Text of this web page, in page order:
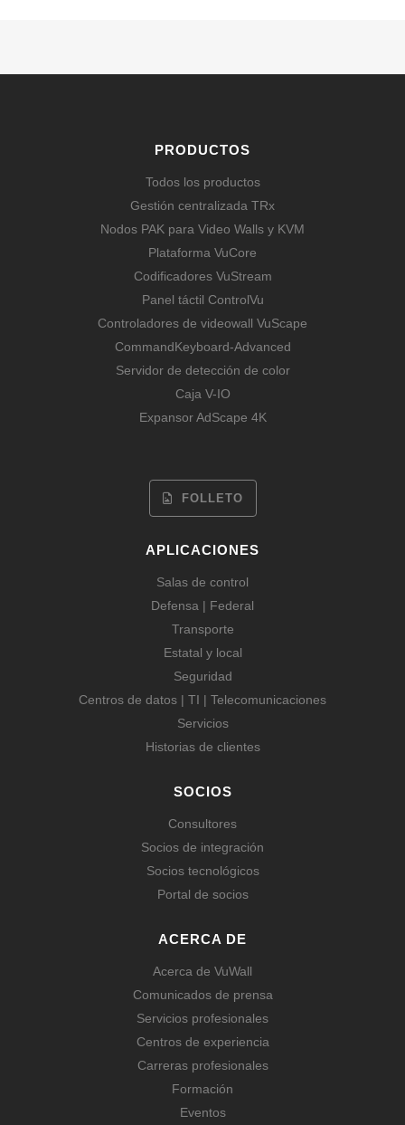
PRODUCTOS
Todos los productos
Gestión centralizada TRx
Nodos PAK para Video Walls y KVM
Plataforma VuCore
Codificadores VuStream
Panel táctil ControlVu
Controladores de videowall VuScape
CommandKeyboard-Advanced
Servidor de detección de color
Caja V-IO
Expansor AdScape 4K
FOLLETO
APLICACIONES
Salas de control
Defensa | Federal
Transporte
Estatal y local
Seguridad
Centros de datos | TI | Telecomunicaciones
Servicios
Historias de clientes
SOCIOS
Consultores
Socios de integración
Socios tecnológicos
Portal de socios
ACERCA DE
Acerca de VuWall
Comunicados de prensa
Servicios profesionales
Centros de experiencia
Carreras profesionales
Formación
Eventos